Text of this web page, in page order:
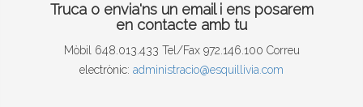
Truca o envia'ns un email i ens posarem
en contacte amb tu
Mòbil 648.013.433 Tel/Fax 972.146.100 Correu
electrònic: administracio@esquillivia.com